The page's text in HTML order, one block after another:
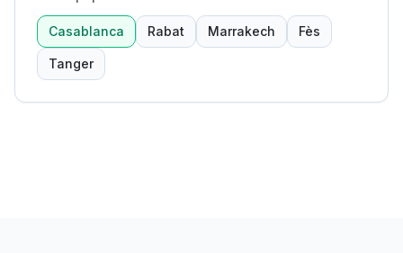
Casablanca Rabat Marrakech Fès
Tanger